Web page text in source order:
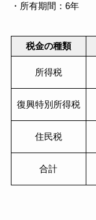
・所有期間：6年
税金の種類
所得税
復興特別所得税
住民税
合計